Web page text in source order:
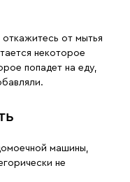
от мытья
некоторое
попадет на еду,
машины,
не